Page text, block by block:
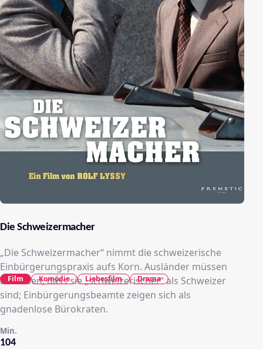
Die Schweizermacher
„Die Schweizermacher“ nimmt die schweizerische
Einbürgerungspraxis aufs Korn. Ausländer müssen
beweisen, dass sie „schweizerischer“ als Schweizer
sind; Einbürgerungsbeamte zeigen sich als
gnadenlose Bürokraten.
104
Min.
Film Komödie Liebesfilm Drama